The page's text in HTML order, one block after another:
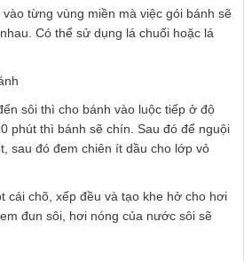
từng vùng miền mà việc gói bánh sẽ
Có thể sử dụng lá chuối hoặc lá
sôi thì cho bánh vào luộc tiếp ở độ
phút thì bánh sẽ chín. Sau đó để nguội
sau đó đem chiên ít dầu cho lớp vỏ
cái chõ, xếp đều và tạo khe hở cho hơi
đun sôi, hơi nóng của nước sôi sẽ